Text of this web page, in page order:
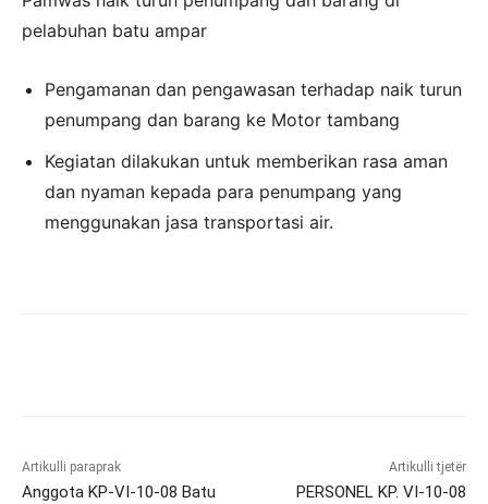
pelabuhan batu ampar
Pengamanan dan pengawasan terhadap naik turun
penumpang dan barang ke Motor tambang
Kegiatan dilakukan untuk memberikan rasa aman
dan nyaman kepada para penumpang yang
menggunakan jasa transportasi air.
Artikulli paraprak
Anggota KP-VI-10-08 Batu
Artikulli tjetër
PERSONEL KP. VI-10-08